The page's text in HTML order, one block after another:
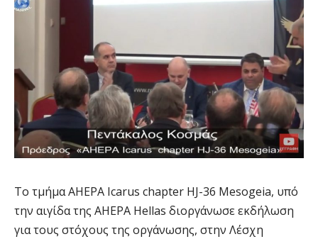
Το τμήμα AHEPA Icarus chapter HJ-36 Mesogeia, υπό
την αιγίδα της AHEPA Hellas διοργάνωσε εκδήλωση
για τους στόχους της οργάνωσης, στην Λέσχη